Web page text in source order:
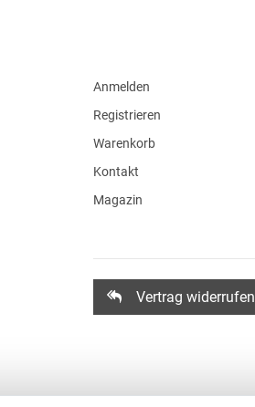
Anmelden
Registrieren
Warenkorb
Kontakt
Magazin
Vertrag widerrufen